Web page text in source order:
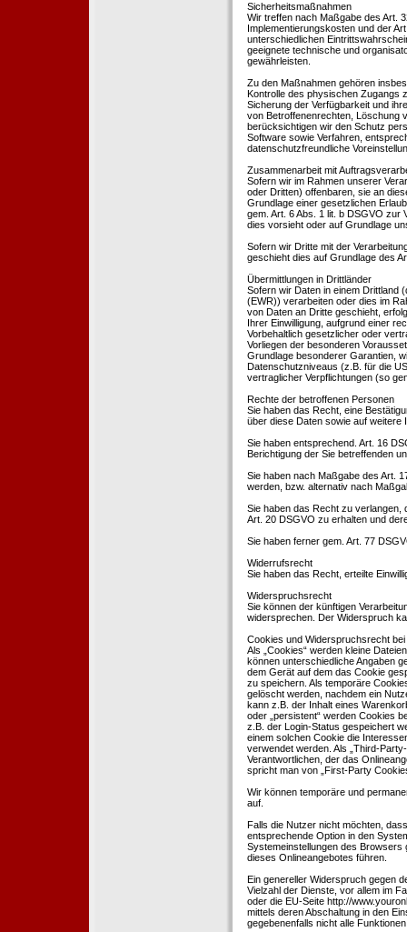
Sicherheitsmaßnahmen
Wir treffen nach Maßgabe des Art.
Implementierungskosten und der
unterschiedlichen
geeignete technische und
gewährleisten.
Zu den Maßnahmen gehören
Kontrolle des physischen Zugangs
Sicherung der Verfügbarkeit und
von Betroffenenrechten, Löschung
berücksichtigen wir den Schutz
Software sowie Verfahren,
datenschutzfreundliche
Zusammenarbeit mit
Sofern wir im Rahmen unserer
oder Dritten) offenbaren, sie an
Grundlage einer gesetzlichen
gem. Art. 6 Abs. 1 lit. b DSGVO zur
dies vorsieht oder auf Grundlage
Sofern wir Dritte mit der
geschieht dies auf Grundlage des
Übermittlungen in Drittländer
Sofern wir Daten in einem Drittland
(EWR)) verarbeiten oder dies im
von Daten an Dritte geschieht,
Ihrer Einwilligung, aufgrund einer
Vorbehaltlich gesetzlicher oder
Vorliegen der besonderen
Grundlage besonderer Garantien,
Datenschutzniveaus (z.B. für die
vertraglicher Verpflichtungen (so
Rechte der betroffenen Personen
Sie haben das Recht, eine
über diese Daten sowie auf weitere
Sie haben entsprechend. Art. 16
Berichtigung der Sie betreffenden
Sie haben nach Maßgabe des Art.
werden, bzw. alternativ nach
Sie haben das Recht zu verlangen,
Art. 20 DSGVO zu erhalten und
Sie haben ferner gem. Art. 77
Widerrufsrecht
Sie haben das Recht, erteilte
Widerspruchsrecht
Sie können der künftigen
widersprechen. Der Widerspruch
Cookies und Widerspruchsrecht
Als „Cookies“ werden kleine
können unterschiedliche Angaben
dem Gerät auf dem das Cookie
zu speichern. Als temporäre
gelöscht werden, nachdem ein
kann z.B. der Inhalt eines
oder „persistent“ werden Cookies
z.B. der Login-Status gespeichert
einem solchen Cookie die
verwendet werden. Als „Third-
Verantwortlichen, der das
spricht man von „First-Party
Wir können temporäre und
auf.
Falls die Nutzer nicht möchten,
entsprechende Option in den
Systemeinstellungen des
dieses Onlineangebotes führen.
Ein genereller Widerspruch gegen
Vielzahl der Dienste, vor allem im
oder die EU-Seite http://
mittels deren Abschaltung in den
gegebenenfalls nicht alle